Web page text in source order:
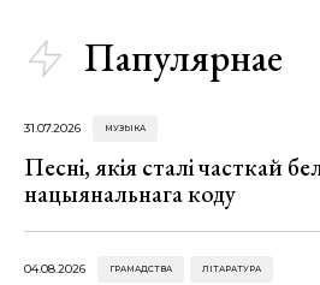
Папулярнае
31.07.2026 МУЗЫКА
Песні, якія сталі часткай
нацыянальнага коду
04.08.2026 ГРАМАДСТВА ЛІТАРАТУРА